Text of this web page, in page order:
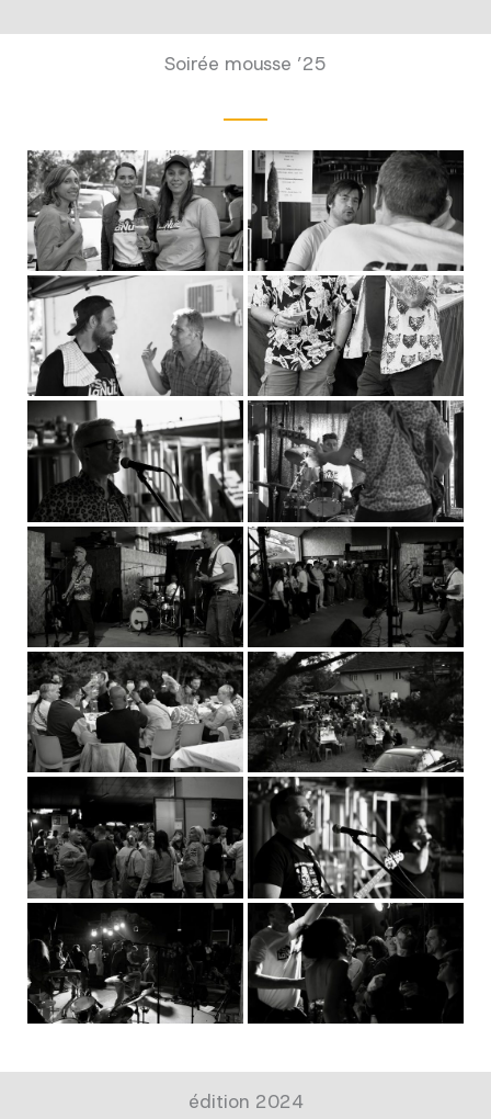
Soirée mousse ’25
édition 2024